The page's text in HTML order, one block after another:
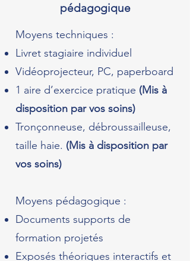
pédagogique
Moyens techniques :
Livret stagiaire individuel
Vidéoprojecteur, PC, paperboard
1 aire d’exercice pratique (Mis à
disposition par vos soins)
Tronçonneuse, débroussailleuse,
taille haie. (Mis à disposition par
vos soins)
Moyens pédagogique :
Documents supports de
formation projetés
Exposés théoriques interactifs et